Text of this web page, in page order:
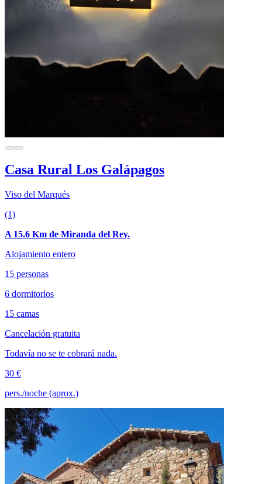
Casa Rural Los Galápagos
Viso del Marqués
(1)
A 15.6 Km de Miranda del Rey.
Alojamiento entero
15 personas
6 dormitorios
15 camas
Cancelación gratuita
Todavía no se te cobrará nada.
30 €
pers./noche (aprox.)